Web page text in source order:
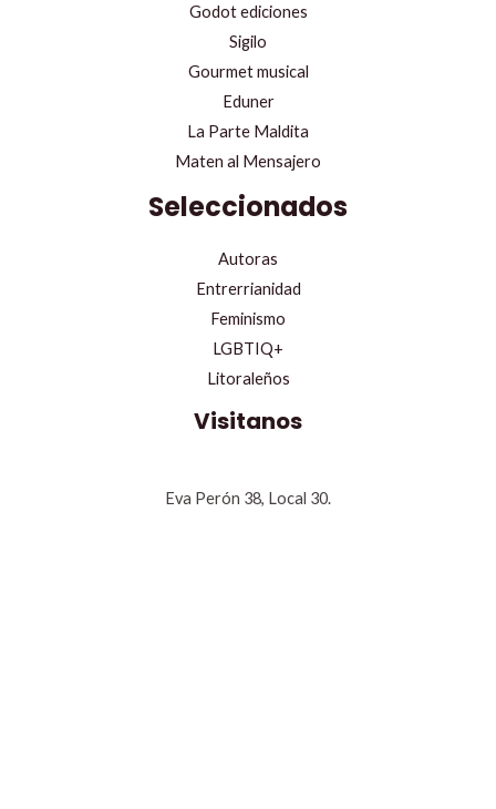
Godot ediciones
Sigilo
Gourmet musical
Eduner
La Parte Maldita
Maten al Mensajero
Seleccionados
Autoras
Entrerrianidad
Feminismo
LGBTIQ+
Litoraleños
Visitanos
Eva Perón 38, Local 30.